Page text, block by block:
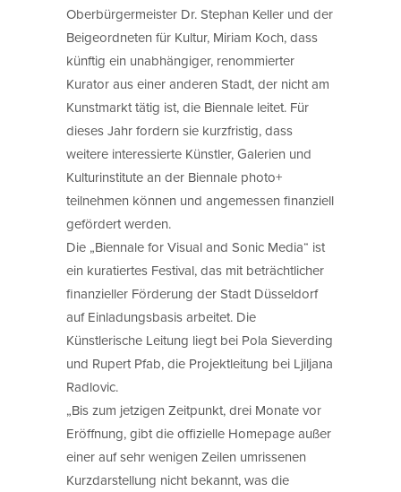
Oberbürgermeister Dr. Stephan Keller und der
Beigeordneten für Kultur, Miriam Koch, dass
künftig ein unabhängiger, renommierter
Kurator aus einer anderen Stadt, der nicht am
Kunstmarkt tätig ist, die Biennale leitet. Für
dieses Jahr fordern sie kurzfristig, dass
weitere interessierte Künstler, Galerien und
Kulturinstitute an der Biennale photo+
teilnehmen können und angemessen finanziell
gefördert werden.
Die „Biennale for Visual and Sonic Media“ ist
ein kuratiertes Festival, das mit beträchtlicher
finanzieller Förderung der Stadt Düsseldorf
auf Einladungsbasis arbeitet. Die
Künstlerische Leitung liegt bei Pola Sieverding
und Rupert Pfab, die Projektleitung bei Ljiljana
Radlovic.
„Bis zum jetzigen Zeitpunkt, drei Monate vor
Eröffnung, gibt die offizielle Homepage außer
einer auf sehr wenigen Zeilen umrissenen
Kurzdarstellung nicht bekannt, was die